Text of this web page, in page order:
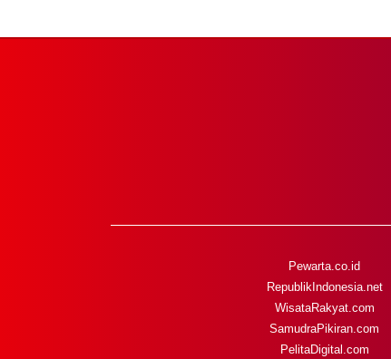
Pewarta.co.id
RepublikIndonesia.net
WisataRakyat.com
SamudraPikiran.com
PelitaDigital.com